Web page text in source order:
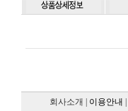
회사소개 이용안내